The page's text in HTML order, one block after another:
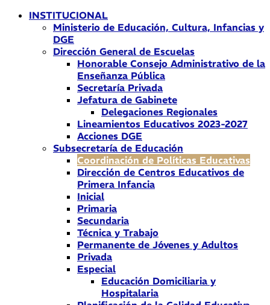
INSTITUCIONAL
Ministerio de Educación, Cultura, Infancias y
DGE
Dirección General de Escuelas
Honorable Consejo Administrativo de la
Enseñanza Pública
Secretaría Privada
Jefatura de Gabinete
Delegaciones Regionales
Lineamientos Educativos 2023-2027
Acciones DGE
Subsecretaría de Educación
Coordinación de Políticas Educativas
Dirección de Centros Educativos de
Primera Infancia
Inicial
Primaria
Secundaria
Técnica y Trabajo
Permanente de Jóvenes y Adultos
Privada
Especial
Educación Domiciliaria y
Hospitalaria